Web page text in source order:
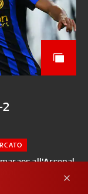
2
all'Arsenal